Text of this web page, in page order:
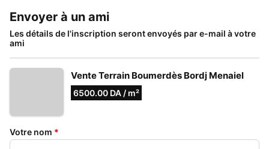
Envoyer à un ami
Les détails de l'inscription seront envoyés par e-mail à votre
ami
Vente Terrain Boumerdès Bordj Menaiel
6500.00 DA / m²
Votre nom *